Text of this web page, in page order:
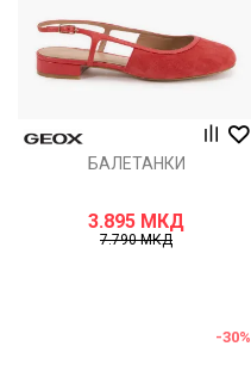
БАЛЕТАНКИ
3.895 МКД
7.790МКД
-30%